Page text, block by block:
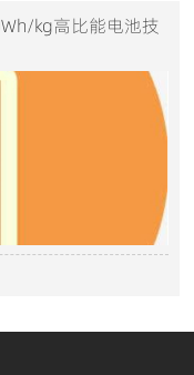
kg高比能电池技